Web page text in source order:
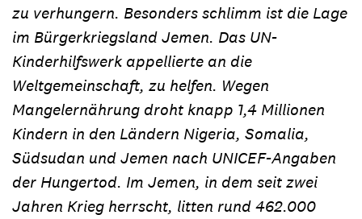
zu verhungern. Besonders schlimm ist die Lage
im Bürgerkriegsland Jemen. Das UN-
Kinderhilfswerk appellierte an die
Weltgemeinschaft, zu helfen. Wegen
Mangelernährung droht knapp 1,4 Millionen
Kindern in den Ländern Nigeria, Somalia,
Südsudan und Jemen nach UNICEF-Angaben
der Hungertod. Im Jemen, in dem seit zwei
Jahren Krieg herrscht, litten rund 462.000